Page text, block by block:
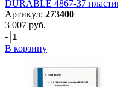
DURABLE 4867-37
Артикул: 273400
3 007 руб.
-
В корзину